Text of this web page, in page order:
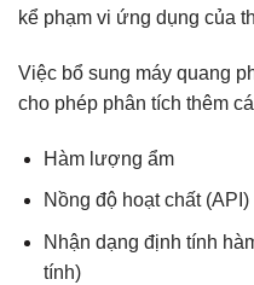
kể phạm vi ứng dụng của
Việc bổ sung máy quang
cho phép phân tích thêm
Hàm lượng ẩm
Nồng độ hoạt chất (API)
Nhận dạng định tính
tính)